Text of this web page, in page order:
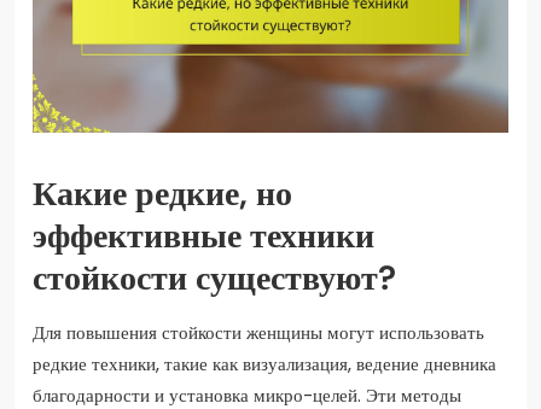
Какие редкие, но
эффективные техники
стойкости существуют?
Для повышения стойкости женщины могут использовать
редкие техники, такие как визуализация, ведение дневника
благодарности и установка микро-целей. Эти методы